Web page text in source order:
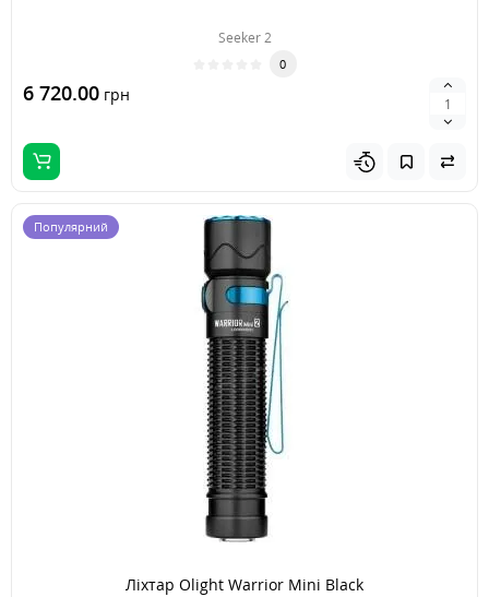
Seeker 2
0
6 720.00 грн
Популярний
Ліхтар Olight Warrior Mini Black